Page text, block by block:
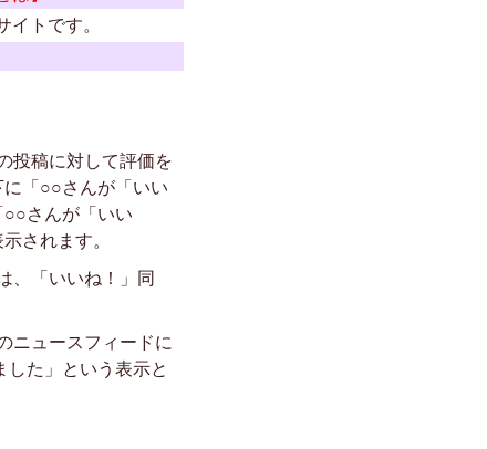
トです。
投稿に対して評価を
「○○さんが「いい
さんが「いい
されます。
、「いいね！」同
ニュースフィードに
た」という表示と